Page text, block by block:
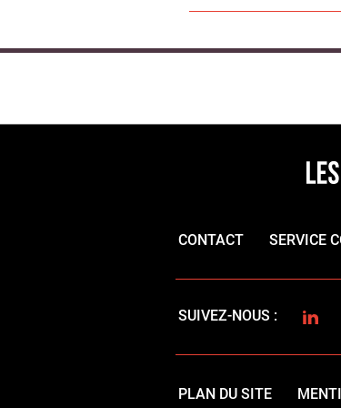
CONTACT SERVICE
SUIVEZ-NOUS :
PLAN DU SITE